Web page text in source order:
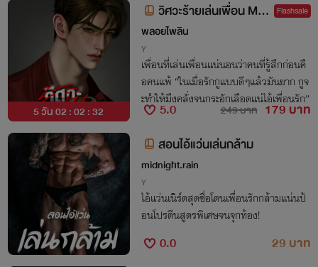
5 วัน 02 : 02 : 31
วิศวะร้ายเล่นเพื่อน Mpr
eg
Flashsale
พลอยไพลิน
Y
เพื่อนที่เล่นเพื่อนแน่นอนว่าคนที่รู้สึกก่อนคื
อคนแพ้ “ในเมื่อรักกูแบบดีๆแล้วมันยาก กูจ
ะทำให้มึงคลั่งจนกระอักเลือดแน่ไอ้เพื่อนรัก”
5.0 249 บาท 179 บาท
สอนไอ้แว่นเล่นกล้าม
midnight.rain
Y
ไอ้แว่นเนิร์ดสุดซื่อโดนเพื่อนรักกล้ามแน่นป้
อนโปรตีนสูตรพิเศษจนจุกท้อง!
0.0
29 บาท